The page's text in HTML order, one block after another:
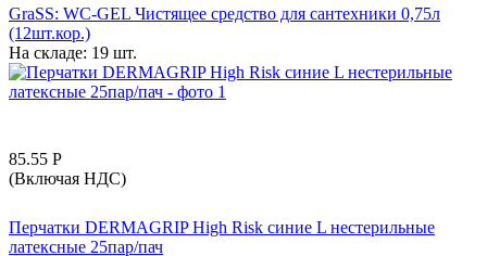
GraSS: WC-GEL Чистящее средство для сантехники 0,75л
(12шт.кор.)
На складе: 19 шт.
85.55 Р
(Включая НДС)
Перчатки DERMAGRIP High Risk синие L нестерильные
латексные 25пар/пач